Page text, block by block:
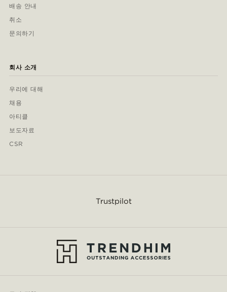
배송 안내
취소
문의하기
회사 소개
우리에 대해
채용
아티클
보도자료
CSR
Trustpilot